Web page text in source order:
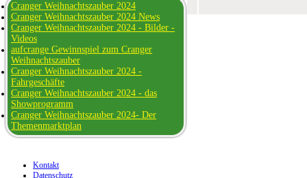
Cranger Weihnachtszauber 2024
Cranger Weihnachtszauber 2024 News
Cranger Weihnachtszauber 2024 - Bilder -
Videos
aufcrange Gewinnspiel zum Cranger
Weihnachtszauber
Cranger Weihnachtszauber 2024 -
Fahrgeschäfte
Cranger Weihnachtszauber 2024 - das
Showprogramm
Cranger Weihnachtszauber 2024- Der
Themenmarktplan
Kontakt
Datenschutz